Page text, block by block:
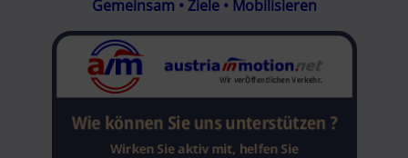
Gemeinsam • Ziele • Mobilisieren